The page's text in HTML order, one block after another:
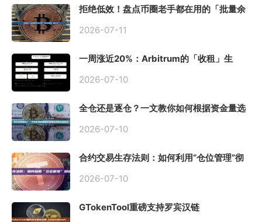
拒绝低效！盘点币圈老手都在用的「批量余
2026-07-11
一周涨近20%：Arbitrum的「收租」生
2026-07-10
全仓还是逐仓？一文教你如何根据资金量选
2026-07-10
合约交易生存法则：如何利用“仓位管理”彻
2026-07-10
GTokenTool重磅支持罗宾汉链